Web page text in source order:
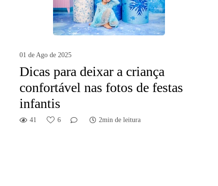
01 de Ago de 2025
Dicas para deixar a criança
confortável nas fotos de festas
infantis
41 6 2min de leitura